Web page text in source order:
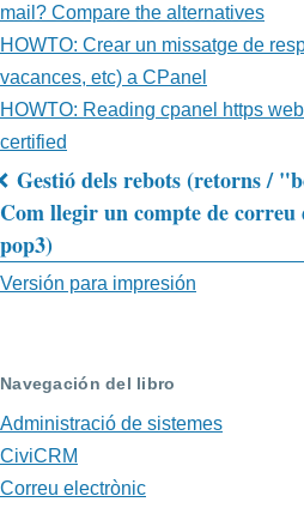
mail? Compare the alternatives
HOWTO: Crear un missatge de
vacances, etc) a CPanel
HOWTO: Reading cpanel https
certified
Enlaces
transversales
de
para
Correu
electrònic
Gestió dels rebots (retorns /
Com llegir un compte de correu
pop3)
Versión para impresión
Navegación del libro
Administració de sistemes
CiviCRM
Correu electrònic